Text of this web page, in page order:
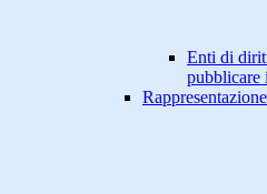
Enti di
pubblicare